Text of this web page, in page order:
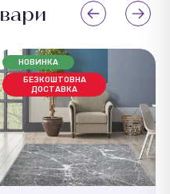
НОВИНКА
БЕЗКОШТОВНА
ДОСТАВКА